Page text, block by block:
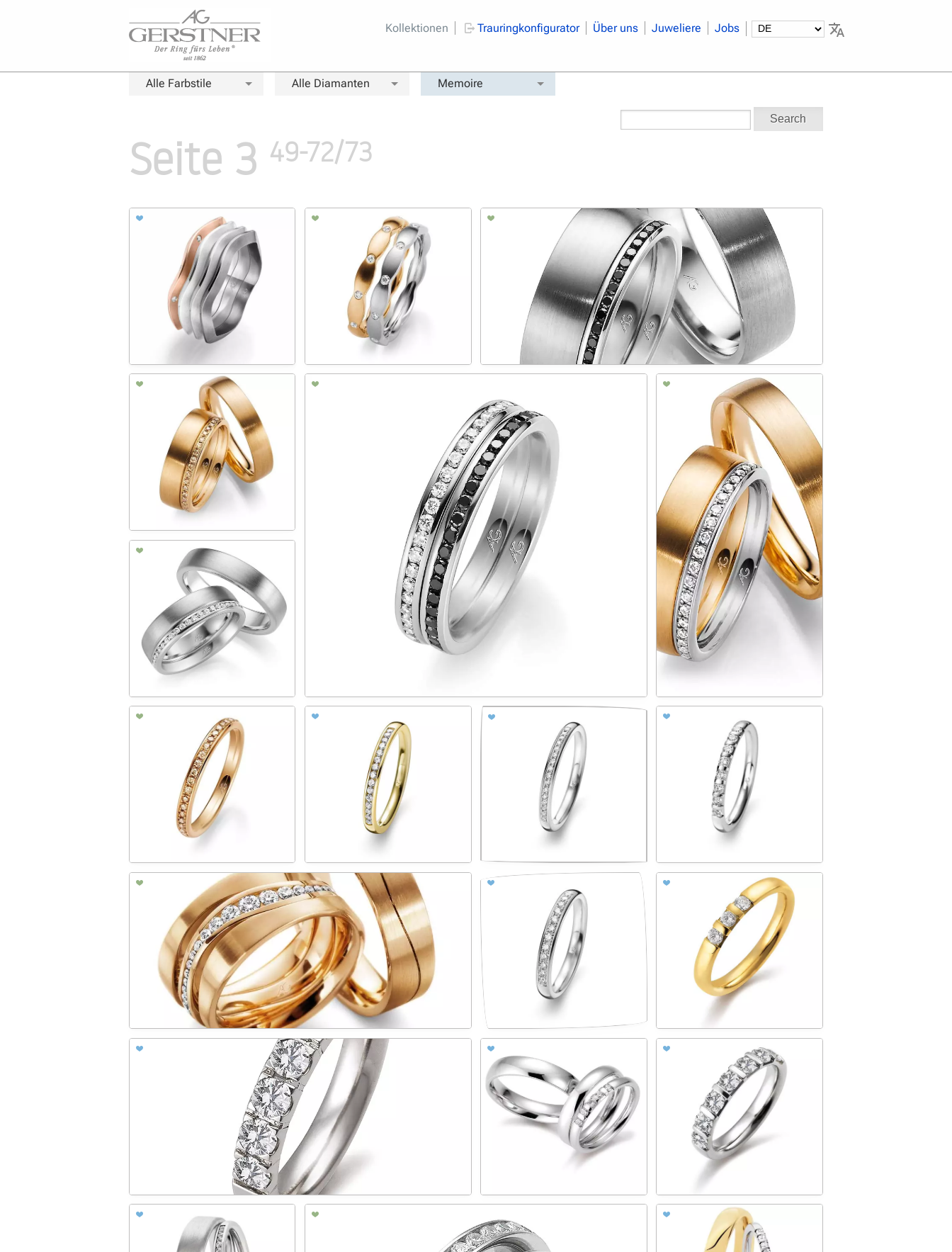
Kollektionen Trauringkonfigurator Über uns Juweliere Jobs
Alle Farbstile Alle Diamanten Memoire
Search
Seite 3 49-72/73